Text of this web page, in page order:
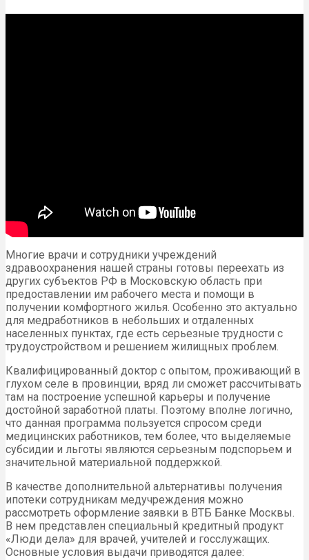
Многие врачи и сотрудники учреждений
здравоохранения нашей страны готовы переехать из
других субъектов РФ в Московскую область при
предоставлении им рабочего места и помощи в
получении комфортного жилья. Особенно это актуально
для медработников в небольших и отдаленных
населенных пунктах, где есть серьезные трудности с
трудоустройством и решением жилищных проблем.
Квалифицированный доктор с опытом, проживающий в
глухом селе в провинции, вряд ли сможет рассчитывать
там на построение успешной карьеры и получение
достойной заработной платы. Поэтому вполне логично,
что данная программа пользуется спросом среди
медицинских работников, тем более, что выделяемые
субсидии и льготы являются серьезным подспорьем и
значительной материальной поддержкой.
В качестве дополнительной альтернативы получения
ипотеки сотрудникам медучреждения можно
рассмотреть оформление заявки в ВТБ Банке Москвы.
В нем представлен специальный кредитный продукт
«Люди дела» для врачей, учителей и госслужащих.
Основные условия выдачи приводятся далее: